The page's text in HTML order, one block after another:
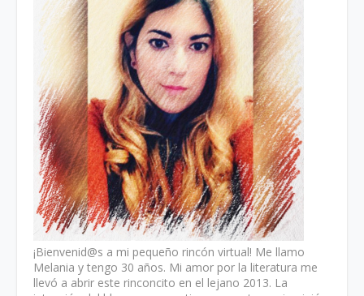
¡Bienvenid@s a mi pequeño rincón virtual! Me llamo
Melania y tengo 30 años. Mi amor por la literatura me
llevó a abrir este rinconcito en el lejano 2013. La